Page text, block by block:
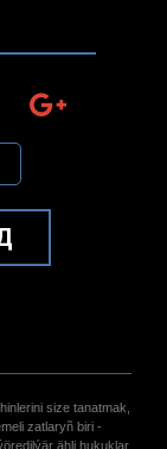
size tanatmak,
zatlaryñ biri -
ähli hukuklar